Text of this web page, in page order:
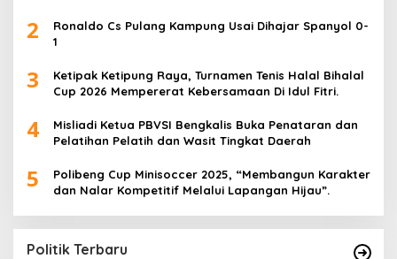
2
Ronaldo Cs Pulang Kampung Usai Dihajar Spanyol 0-
1
3
Ketipak Ketipung Raya, Turnamen Tenis Halal Bihalal
Cup 2026 Mempererat Kebersamaan Di Idul Fitri.
4
Misliadi Ketua PBVSI Bengkalis Buka Penataran dan
Pelatihan Pelatih dan Wasit Tingkat Daerah
5
Polibeng Cup Minisoccer 2025, “Membangun Karakter
dan Nalar Kompetitif Melalui Lapangan Hijau”.
Politik Terbaru